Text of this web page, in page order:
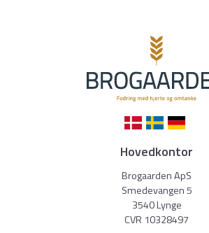
Hovedkontor
Brogaarden ApS
Smedevangen 5
3540 Lynge
CVR 10328497